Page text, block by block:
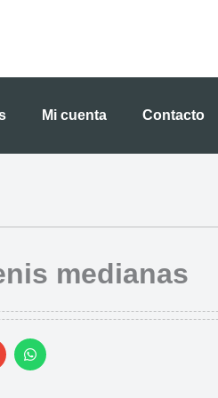
Mi cuenta Contacto
medianas